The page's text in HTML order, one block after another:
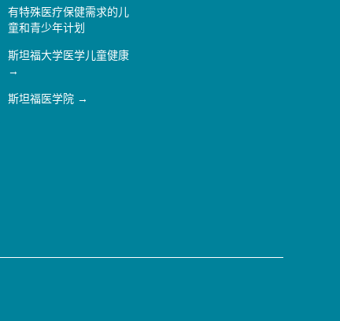
有特殊医疗保健需求的儿
童和青少年计划
斯坦福大学医学儿童健康
斯坦福医学院